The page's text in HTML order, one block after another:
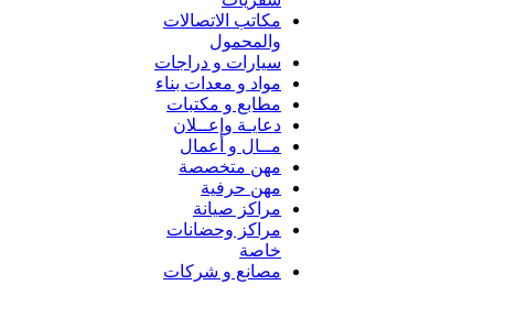
مكاتب الاتصالات
والمحمول
سيارات و دراجات
مواد و معدات بناء
مطابع و مكتبات
دعايـة وإعــلان
مــال و أعمال
مهن متخصصة
مهن حرفية
مراكز صيانة
مراكز وحضانات
خاصة
مصانع و شركات